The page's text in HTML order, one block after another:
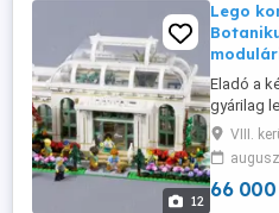
12
Lego
Eladó a
gyárilag
lego
tehát
Szuper
ben,
VIII.
66 000